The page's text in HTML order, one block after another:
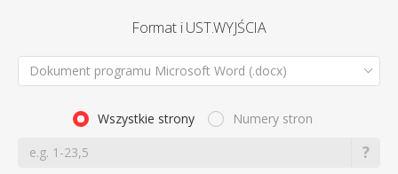
Format i UST.WYJŚCIA
Dokument programu Microsoft Word (.docx)
Wszystkie strony Numery stron